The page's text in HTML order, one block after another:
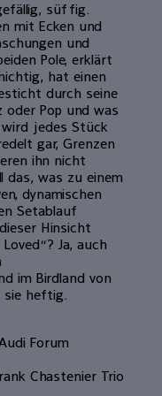
süffig.
mit Ecken und
und
Pole, erklärt
hat einen
durch seine
oder Pop und was
jedes Stück
gar, Grenzen
ihn nicht
das, was zu einem
dynamischen
Setablauf
Hinsicht
Ja, auch
im Birdland von
heftig.
Forum
Chastenier Trio